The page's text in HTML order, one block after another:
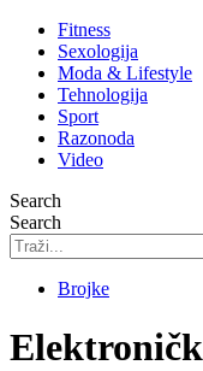
Fitness
Sexologija
Moda & Lifestyle
Tehnologija
Sport
Razonoda
Video
Search
Search
Brojke